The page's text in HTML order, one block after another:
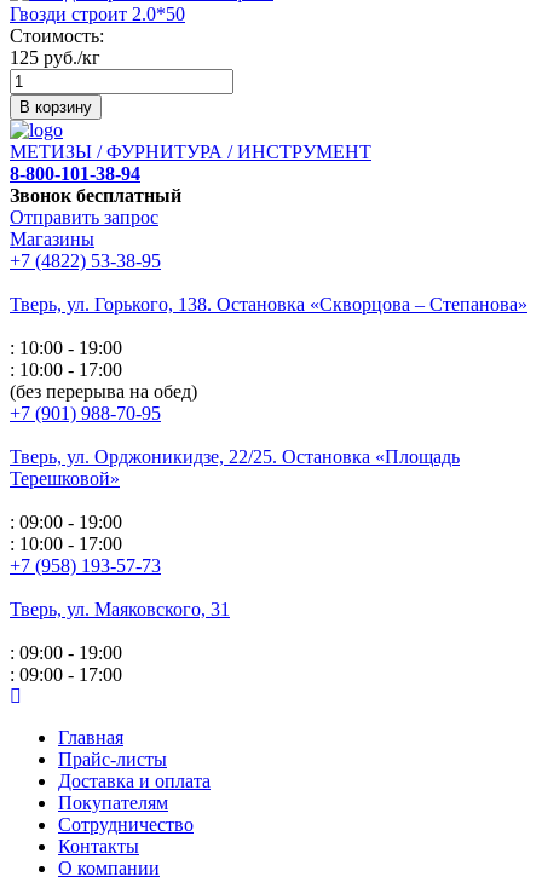
Гвозди строит 2.0*50
Стоимость:
125 руб./кг
В корзину
МЕТИЗЫ / ФУРНИТУРА / ИНСТРУМЕНТ
8-800-101-38-94
Звонок бесплатный
Отправить запрос
Магазины
+7 (4822) 53-38-95
Тверь, ул. Горького, 138. Остановка «Скворцова – Степанова»
: 10:00 - 19:00
: 10:00 - 17:00
(без перерыва на обед)
+7 (901) 988-70-95
Тверь, ул. Орджоникидзе, 22/25. Остановка «Площадь
Терешковой»
: 09:00 - 19:00
: 10:00 - 17:00
+7 (958) 193-57-73
Тверь, ул. Маяковского, 31
: 09:00 - 19:00
: 09:00 - 17:00
Главная
Прайс-листы
Доставка и оплата
Покупателям
Сотрудничество
Контакты
О компании